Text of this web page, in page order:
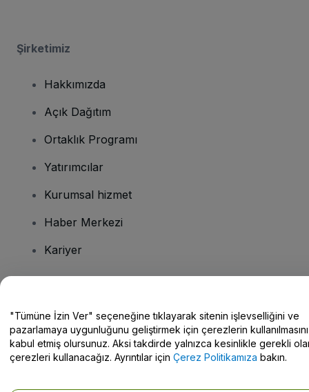
Şirketimiz
Hakkımızda
Açık Dağıtım
Ortaklık Programı
Yatırımcılar
Kurumsal hizmet
Haber Merkezi
Kariyer
Yardım Merkezi / Bize Ulaşın
"Tümüne İzin Ver" seçeneğine tıklayarak sitenin işlevselliğini ve
pazarlamaya uygunluğunu geliştirmek için çerezlerin kullanılmasını
kabul etmiş olursunuz. Aksi takdirde yalnızca kesinlikle gerekli
çerezleri kullanacağız. Ayrıntılar için Çerez Politikamıza bakın.